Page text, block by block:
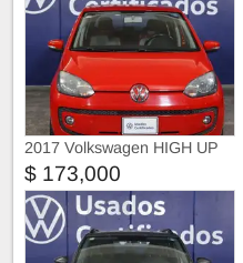
2017 Volkswagen HIGH UP
$ 173,000